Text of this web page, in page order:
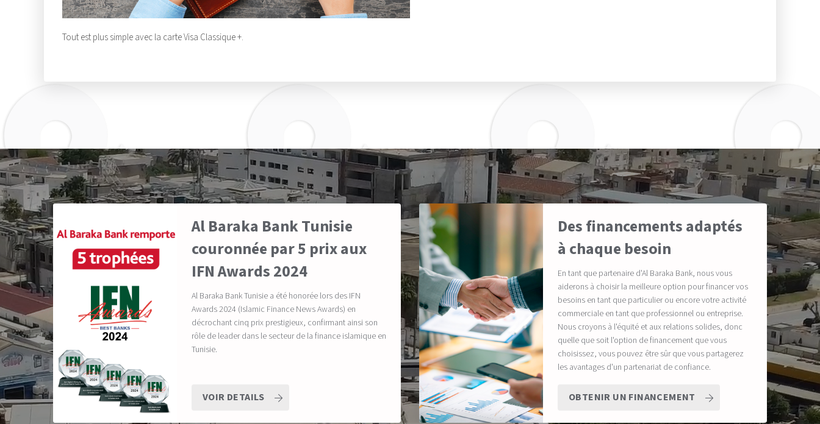
Tout est plus simple avec la carte Visa Classique +.
Al Baraka Bank Tunisie
couronnée par 5 prix aux
IFN Awards 2024
Al Baraka Bank Tunisie a été honorée lors des IFN
Awards 2024 (Islamic Finance News Awards) en
décrochant cinq prix prestigieux, confirmant ainsi son
rôle de leader dans le secteur de la finance islamique en
Tunisie.
VOIR DETAILS
Des financements adaptés
à chaque besoin
En tant que partenaire d'Al Baraka Bank, nous vous
aiderons à choisir la meilleure option pour financer vos
besoins en tant que particulier ou encore votre activité
commerciale en tant que professionnel ou entreprise.
Nous croyons à l'équité et aux relations solides, donc
quelle que soit l'option de financement que vous
choisissez, vous pouvez être sûr que vous partagerez
les avantages d'un partenariat de confiance.
OBTENIR UN FINANCEMENT